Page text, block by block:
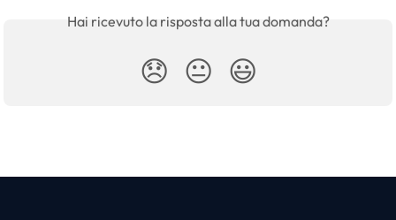
Hai ricevuto la risposta alla tua domanda?
😞 😐 😃